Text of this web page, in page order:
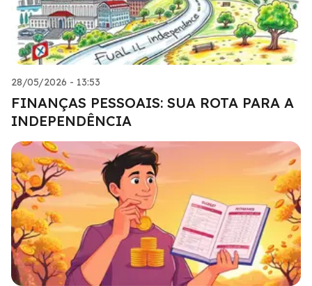
28/05/2026 - 13:53
FINANÇAS PESSOAIS: SUA ROTA PARA A
INDEPENDÊNCIA